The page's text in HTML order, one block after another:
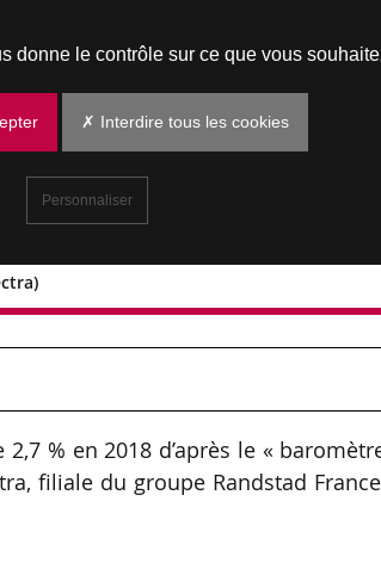
Expectra)
% en 2018 d’après le «
filiale du groupe Randstad
donne le contrôle sur ce que vous
✗ Interdire tous les cookies
Personnaliser